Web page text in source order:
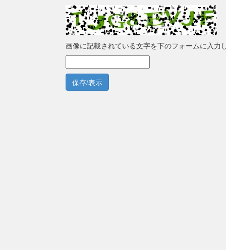
画像に記載されている文字を下のフォームに入力
保存/表示